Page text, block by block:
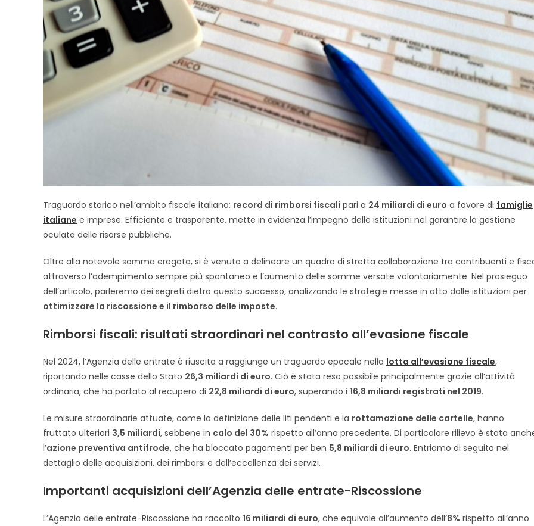
Traguardo storico nell’ambito fiscale italiano: record di rimborsi fiscali pari a 24 miliardi di euro a favore di famiglie
italiane e imprese. Efficiente e trasparente, mette in evidenza l’impegno delle istituzioni nel garantire la gestione
oculata delle risorse pubbliche.
Oltre alla notevole somma erogata, si è venuto a delineare un quadro di stretta collaborazione tra contribuenti e
attraverso l’adempimento sempre più spontaneo e l’aumento delle somme versate volontariamente. Nel prosieguo
dell’articolo, parleremo dei segreti dietro questo successo, analizzando le strategie messe in atto dalle istituzioni per
ottimizzare la riscossione e il rimborso delle imposte.
Rimborsi fiscali: risultati straordinari nel contrasto all’evasione fiscale
Nel 2024, l’Agenzia delle entrate è riuscita a raggiunge un traguardo epocale nella lotta all’evasione fiscale,
riportando nelle casse dello Stato 26,3 miliardi di euro. Ciò è stata reso possibile principalmente grazie all’attività
ordinaria, che ha portato al recupero di 22,8 miliardi di euro, superando i 16,8 miliardi registrati nel 2019.
Le misure straordinarie attuate, come la definizione delle liti pendenti e la rottamazione delle cartelle, hanno
fruttato ulteriori 3,5 miliardi, sebbene in calo del 30% rispetto all’anno precedente. Di particolare rilievo è stata
l’azione preventiva antifrode, che ha bloccato pagamenti per ben 5,8 miliardi di euro. Entriamo di seguito nel
dettaglio delle acquisizioni, dei rimborsi e dell’eccellenza dei servizi.
Importanti acquisizioni dell’Agenzia delle entrate-Riscossione
L’Agenzia delle entrate-Riscossione ha raccolto 16 miliardi di euro, che equivale all’aumento dell’8% rispetto all’anno